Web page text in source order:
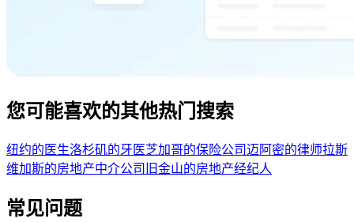
您可能喜欢的其他热门搜索
纽约的医生洛杉矶的牙医芝加哥的保险公司迈阿密的律师拉斯
维加斯的房地产中介公司 旧金山的房地产经纪人
常见问题